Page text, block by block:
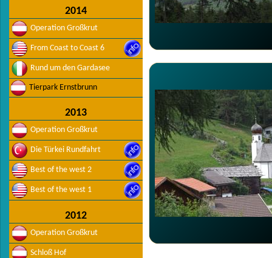
2014
Operation Großkrut
From Coast to Coast 6
Rund um den Gardasee
Tierpark Ernstbrunn
2013
Operation Großkrut
Die Türkei Rundfahrt
Best of the west 2
Best of the west 1
2012
Operation Großkrut
Schloß Hof